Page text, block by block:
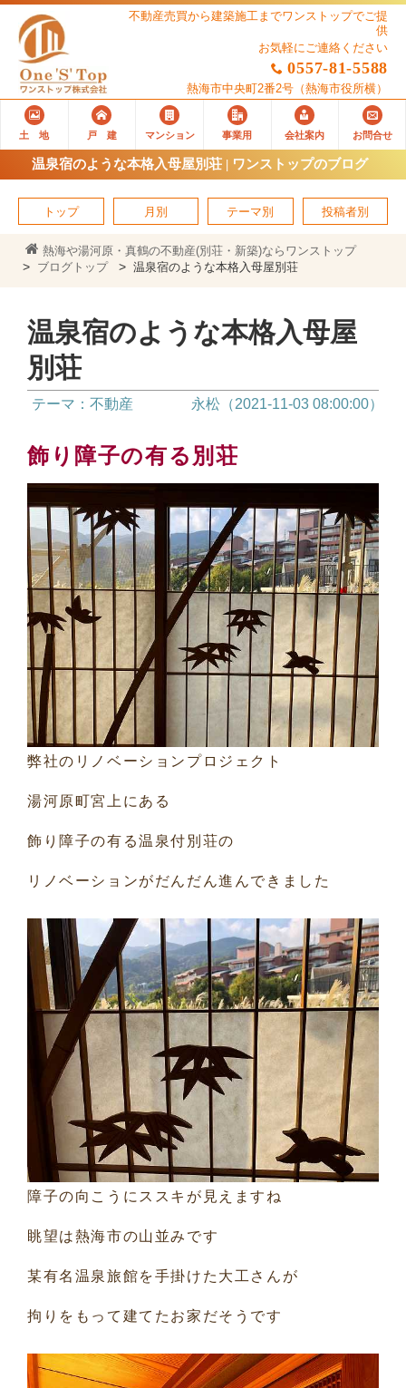
不動産売買から建築施工までワンストップでご提
供
お気軽にご連絡ください
0557-81-5588
熱海市中央町2番2号 （熱海市役所横）
土 地 戸 建 マンション 事業用 会社案内 お問合せ
温泉宿のような本格入母屋別荘 | ワンストップのブログ
トップ 月別 テーマ別 投稿者別
熱海や湯河原・真鶴の不動産(別荘・新築)ならワンストップ
ブログトップ
温泉宿のような本格入母屋別荘
温泉宿のような本格入母屋
別荘
テーマ：不動産 永松（2021-11-03 08:00:00）
飾り障子の有る別荘
弊社のリノベーションプロジェクト
湯河原町宮上にある
飾り障子の有る温泉付別荘の
リノベーションがだんだん進んできました
障子の向こうにススキが見えますね
眺望は熱海市の山並みです
某有名温泉旅館を手掛けた大工さんが
拘りをもって建てたお家だそうです